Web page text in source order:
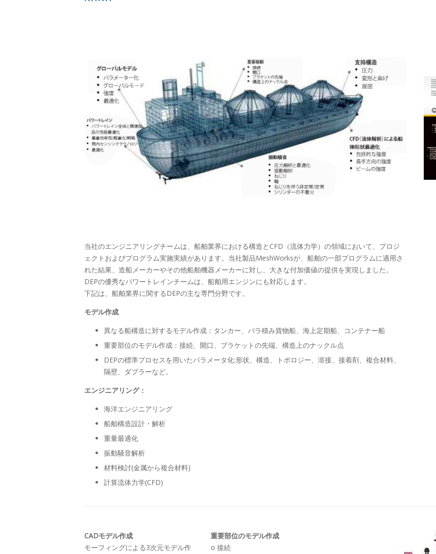
当社のエンジニアリングチームは、船舶業界における構造とCFD（流体力学）の領域において、プロジ
ェクトおよびプログラム実施実績があります。当社製品MeshWorksが、船舶の一部プログラムに適用さ
れた結果、造船メーカーやその他船舶機器メーカーに対し、大きな付加価値の提供を実現しました。
DEPの優秀なパワートレインチームは、船舶用エンジンにも対応します。
下記は、船舶業界に関するDEPの主な専門分野です。
モデル作成
異なる船構造に対するモデル作成：タンカー、バラ積み貨物船、海上定期船、コンテナー船
重要部位のモデル作成：接続、開口、ブラケットの先端、構造上のナックル点
DEPの標準プロセスを用いたパラメータ化:形状、構造、トポロジー、溶接、接着剤、複合材料、
隔壁、ダブラーなど。
エンジニアリング：
海洋エンジニアリング
船舶構造設計・解析
重量最適化
振動騒音解析
材料検討(金属から複合材料)
計算流体力学(CFD)
CADモデル作成
モーフィングによる3次元モデル作
重要部位のモデル作成
o 接続